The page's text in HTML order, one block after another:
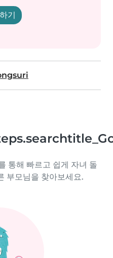
기
통해 빠르고 쉽게 자녀 돌
부모님을 찾아보세요.